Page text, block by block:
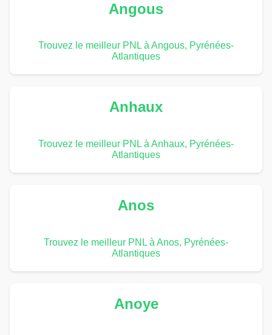
Angous
Trouvez le meilleur PNL à Angous, Pyrénées-
Atlantiques
Anhaux
Trouvez le meilleur PNL à Anhaux, Pyrénées-
Atlantiques
Anos
Trouvez le meilleur PNL à Anos, Pyrénées-
Atlantiques
Anoye